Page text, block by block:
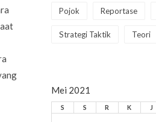
Pojok Reportase
Strategi Taktik Teori
Mei 2021
S S R K J